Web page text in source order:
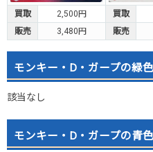
買取 2,500円 買取
販売
3,480円 販売
モンキー・D・ガープの緑
該当なし
モンキー・D・ガープの青